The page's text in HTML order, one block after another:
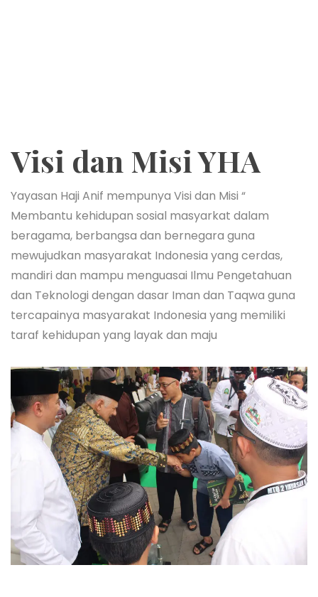
Visi dan Misi YHA
Yayasan Haji Anif mempunya Visi dan Misi “
Membantu kehidupan sosial masyarkat dalam
beragama, berbangsa dan bernegara guna
mewujudkan masyarakat Indonesia yang cerdas,
mandiri dan mampu menguasai Ilmu Pengetahuan
dan Teknologi dengan dasar Iman dan Taqwa guna
tercapainya masyarakat Indonesia yang memiliki
taraf kehidupan yang layak dan maju